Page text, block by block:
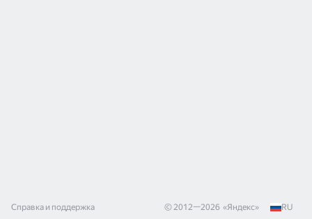
Справка и поддержка © 2012—2026 «Яндекс» RU